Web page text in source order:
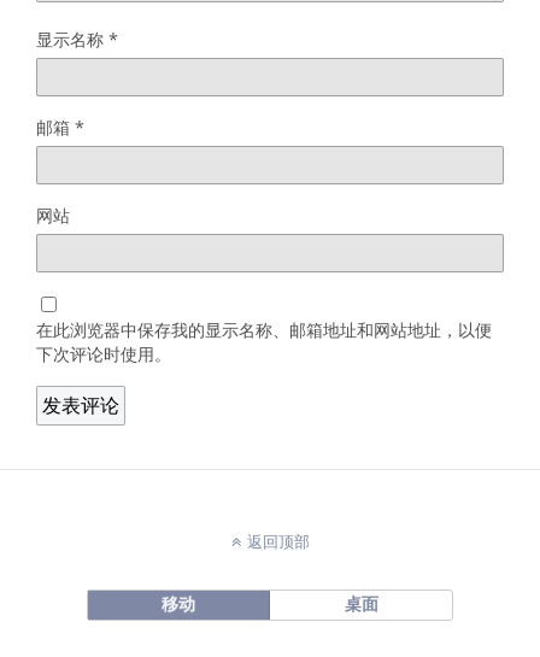
显示名称 *
邮箱 *
网站
在此浏览器中保存我的显示名称、邮箱地址和网站地址，以便
下次评论时使用。
返回顶部
移动 桌面